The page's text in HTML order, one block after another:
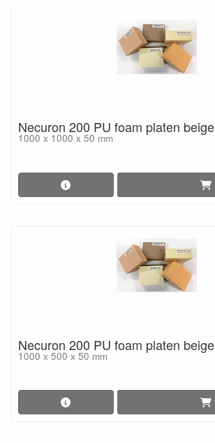
Necuron 200 PU foam platen beige
1000 x 1000 x 50 mm
Necuron 200 PU foam platen beige
1000 x 500 x 50 mm